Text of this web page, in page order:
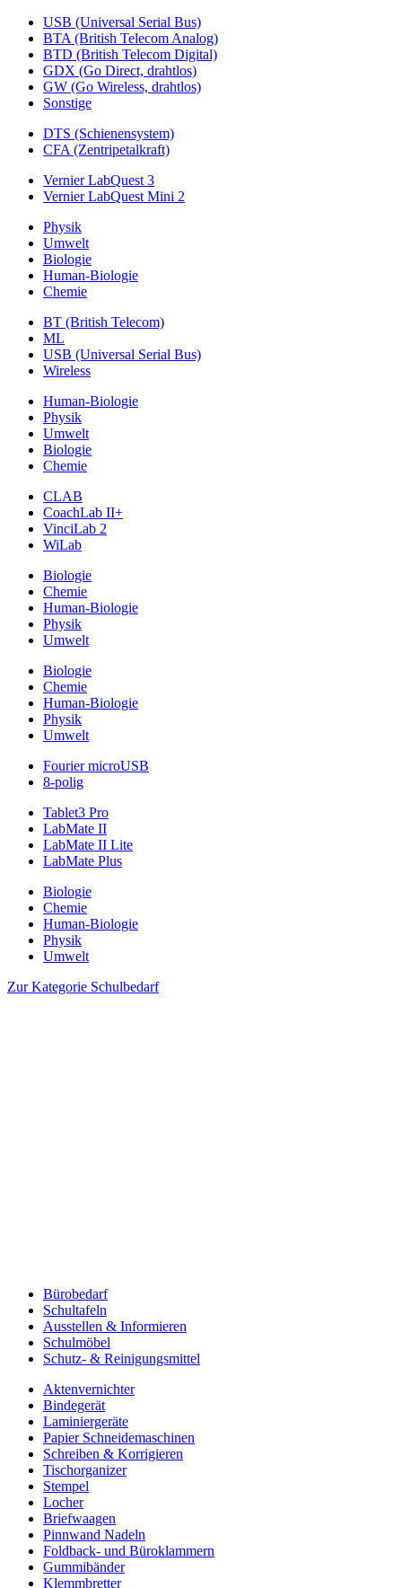
USB (Universal Serial Bus)
BTA (British Telecom Analog)
BTD (British Telecom Digital)
GDX (Go Direct, drahtlos)
GW (Go Wireless, drahtlos)
Sonstige
DTS (Schienensystem)
CFA (Zentripetalkraft)
Vernier LabQuest 3
Vernier LabQuest Mini 2
Physik
Umwelt
Biologie
Human-Biologie
Chemie
BT (British Telecom)
ML
USB (Universal Serial Bus)
Wireless
Human-Biologie
Physik
Umwelt
Biologie
Chemie
CLAB
CoachLab II+
VinciLab 2
WiLab
Biologie
Chemie
Human-Biologie
Physik
Umwelt
Biologie
Chemie
Human-Biologie
Physik
Umwelt
Fourier microUSB
8-polig
Tablet3 Pro
LabMate II
LabMate II Lite
LabMate Plus
Biologie
Chemie
Human-Biologie
Physik
Umwelt
Zur Kategorie Schulbedarf
Bürobedarf
Schultafeln
Ausstellen & Informieren
Schulmöbel
Schutz- & Reinigungsmittel
Aktenvernichter
Bindegerät
Laminiergeräte
Papier Schneidemaschinen
Schreiben & Korrigieren
Tischorganizer
Stempel
Locher
Briefwaagen
Pinnwand Nadeln
Foldback- und Büroklammern
Gummibänder
Klemmbretter